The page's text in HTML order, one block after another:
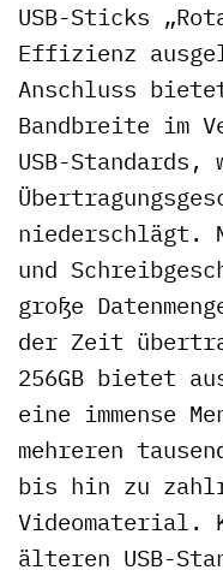
USB-Sticks
Effizienz
Anschluss
Bandbreite im
USB-
niederschlägt.
und
große
der Zeit
256GB bietet
eine immense
mehreren
bis hin zu
Videomaterial.
älteren USB-